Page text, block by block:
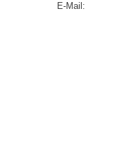
E-Mail: